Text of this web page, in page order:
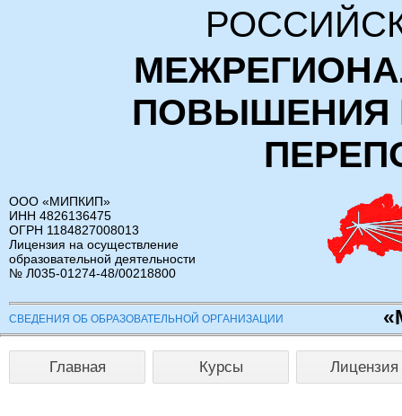
ПОВЫШЕНИЯ
ООО «МИПКИП»
ИНН 4826136475
ОГРН 1184827008013
Лицензия на осуществление
образовательной деятельности
№ Л035-01274-48/00218800
СВЕДЕНИЯ ОБ ОБРАЗОВАТЕЛЬНОЙ ОРГАНИЗАЦИИ
Главная Курсы Лицензия